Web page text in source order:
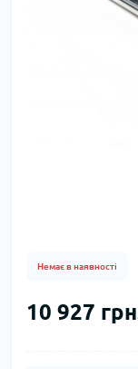
Немає в наявності
10 927